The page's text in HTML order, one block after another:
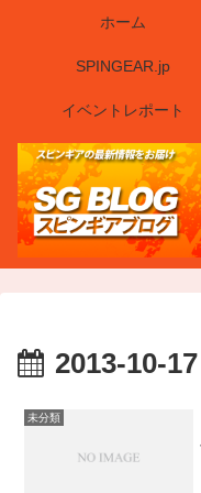
ホーム
SPINGEAR.jp
イベントレポート
2013-10-17
未分類